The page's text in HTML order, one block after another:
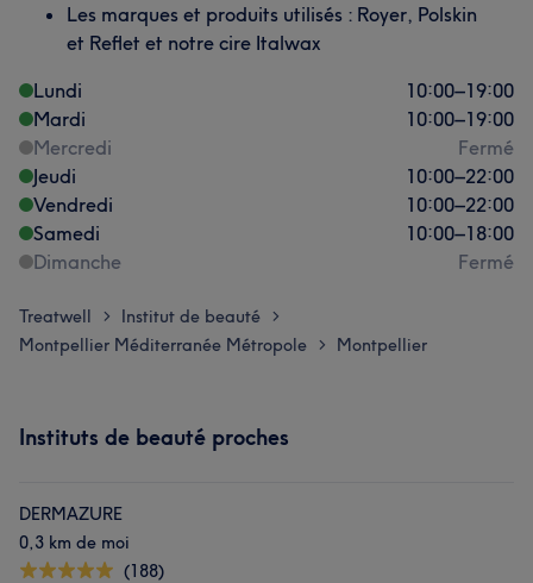
Les marques et produits utilisés : Royer, Polskin
et Reflet et notre cire Italwax
Lundi
10:00–19:00
Mardi
10:00–19:00
Mercredi
Fermé
Jeudi
10:00–22:00
Vendredi
10:00–22:00
Samedi
10:00–18:00
Dimanche
Fermé
Treatwell > Institut de beauté >
Montpellier Méditerranée Métropole > Montpellier
Instituts de beauté proches
DERMAZURE
0,3 km de moi
(188)